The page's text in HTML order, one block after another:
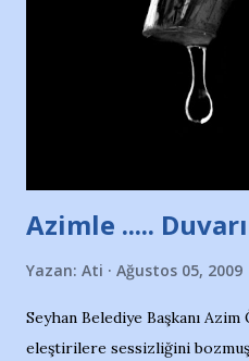
yüzücüleri. Erkekler
Sadece 4 kız çocuğu var.
kızından biri oluyor o
Adana Nesrin, 16 yaşında.
Türkiye 3.lüğü var. 17 yaşında
Azimle .....
Yazan: Ati Ağustos 05, 2009
Seyhan Belediye Başkanı
eleştirilere sessizliğini